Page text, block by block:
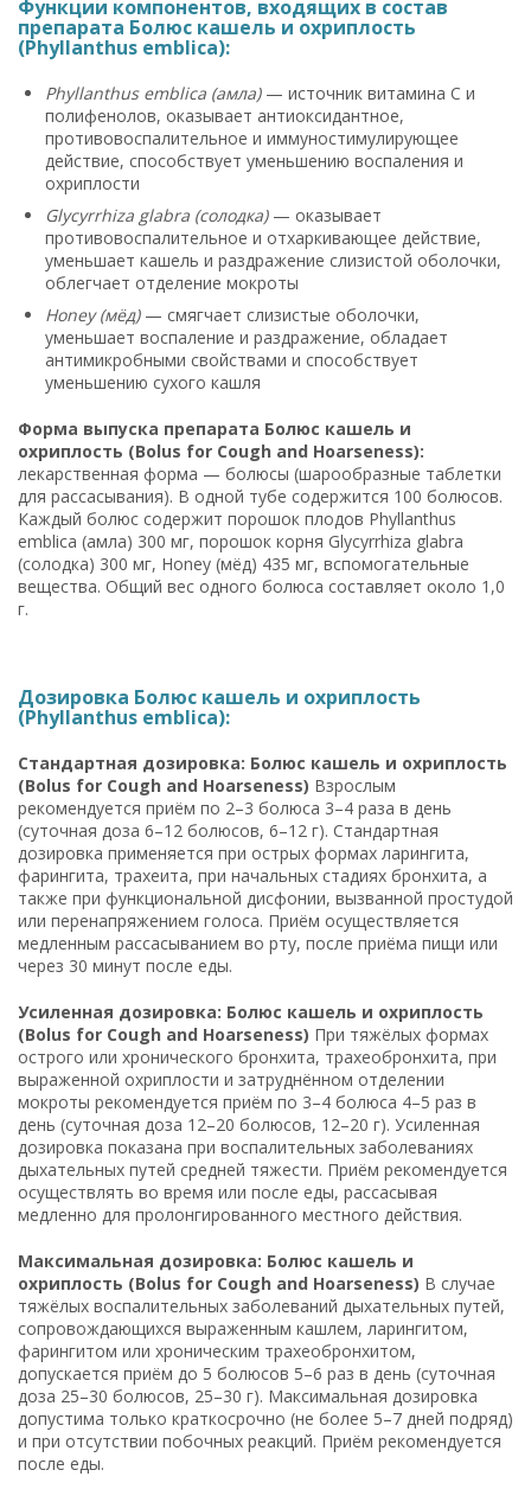
Функции компонентов, входящих в состав
препарата Болюс кашель и охриплость
(Phyllanthus emblica):
Phyllanthus emblica (амла)— источник витамина C и
полифенолов, оказывает антиоксидантное,
противовоспалительное и иммуностимулирующее
действие, способствует уменьшению воспаления и
охриплости
Glycyrrhiza glabra (солодка)— оказывает
противовоспалительное и отхаркивающее действие,
уменьшает кашель и раздражение слизистой оболочки,
облегчает отделение мокроты
Honey (мёд)— смягчает слизистые оболочки,
уменьшает воспаление и раздражение, обладает
антимикробными свойствами и способствует
уменьшению сухого кашля
Форма выпуска препарата Болюс кашель и
охриплость (Bolus for Cough and Hoarseness):
лекарственная форма — болюсы (шарообразные таблетки
для рассасывания). В одной тубе содержится 100 болюсов.
Каждый болюс содержит порошок плодов Phyllanthus
emblica (амла) 300 мг, порошок корня Glycyrrhiza glabra
(солодка) 300 мг, Honey (мёд) 435 мг, вспомогательные
вещества. Общий вес одного болюса составляет около 1,0
г.
Дозировка Болюс кашель и охриплость
(Phyllanthus emblica):
Стандартная дозировка: Болюс кашель и охриплость
(Bolus for Cough and Hoarseness) Взрослым
рекомендуется приём по 2–3 болюса 3–4 раза в день
(суточная доза 6–12 болюсов, 6–12 г). Стандартная
дозировка применяется при острых формах ларингита,
фарингита, трахеита, при начальных стадиях бронхита, а
также при функциональной дисфонии, вызванной простудой
или перенапряжением голоса. Приём осуществляется
медленным рассасыванием во рту, после приёма пищи или
через 30 минут после еды.
Усиленная дозировка: Болюс кашель и охриплость
(Bolus for Cough and Hoarseness) При тяжёлых формах
острого или хронического бронхита, трахеобронхита, при
выраженной охриплости и затруднённом отделении
мокроты рекомендуется приём по 3–4 болюса 4–5 раз в
день (суточная доза 12–20 болюсов, 12–20 г). Усиленная
дозировка показана при воспалительных заболеваниях
дыхательных путей средней тяжести. Приём рекомендуется
осуществлять во время или после еды, рассасывая
медленно для пролонгированного местного действия.
Максимальная дозировка: Болюс кашель и
охриплость (Bolus for Cough and Hoarseness) В случае
тяжёлых воспалительных заболеваний дыхательных путей,
сопровождающихся выраженным кашлем, ларингитом,
фарингитом или хроническим трахеобронхитом,
допускается приём до 5 болюсов 5–6 раз в день (суточная
доза 25–30 болюсов, 25–30 г). Максимальная дозировка
допустима только краткосрочно (не более 5–7 дней подряд)
и при отсутствии побочных реакций. Приём рекомендуется
после еды.